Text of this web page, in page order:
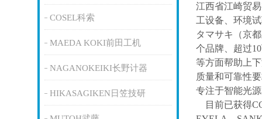
COSEL科索
MAEDA KOKI前田工机
NAGANOKEIKI长野计器
HIKASAGIKEN日笠技研
江西省江崎贸
工设备、环境
タマサキ（京
个品牌、超过
等方面帮助上
质量和可靠性
专注于智能光
目前已获得